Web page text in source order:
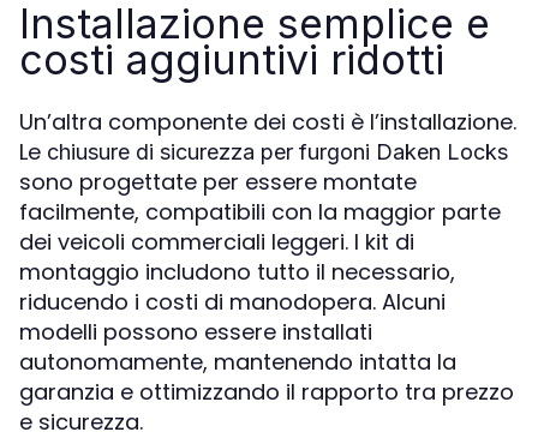
Installazione semplice e
costi aggiuntivi ridotti
Un’altra componente dei costi è l’installazione.
Le chiusure di sicurezza per furgoni Daken Locks
sono progettate per essere montate
facilmente, compatibili con la maggior parte
dei veicoli commerciali leggeri. I kit di
montaggio includono tutto il necessario,
riducendo i costi di manodopera. Alcuni
modelli possono essere installati
autonomamente, mantenendo intatta la
garanzia e ottimizzando il rapporto tra prezzo
e sicurezza.